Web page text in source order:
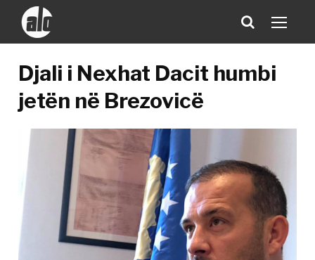
Djali i Nexhat Dacit humbi
jetën në Brezovicë